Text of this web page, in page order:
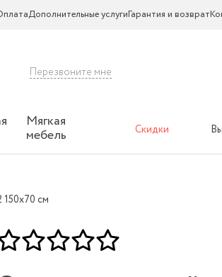
Дополнительные услугиГарантия и возврат
Перезвоните мне
Мягкая
мебель Скидки
см